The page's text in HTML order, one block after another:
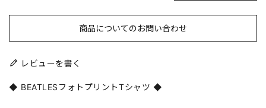
商品についてのお問い合わせ
レビューを書く
◆ BEATLESフォトプリントTシャツ ◆